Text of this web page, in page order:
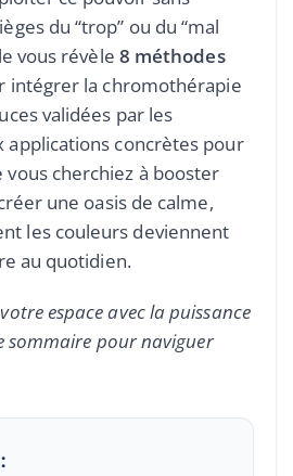
du “trop” ou du “mal
vous révèle 8 méthodes
intégrer la chromothérapie
validées par les
applications concrètes pour
vous cherchiez à booster
une oasis de calme,
les couleurs deviennent
au quotidien.
espace avec la puissance
sommaire pour naviguer